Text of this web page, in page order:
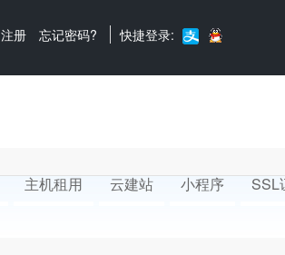
注册 忘记密码? 快捷登录:
主机租用 云建站 小程序 SSL